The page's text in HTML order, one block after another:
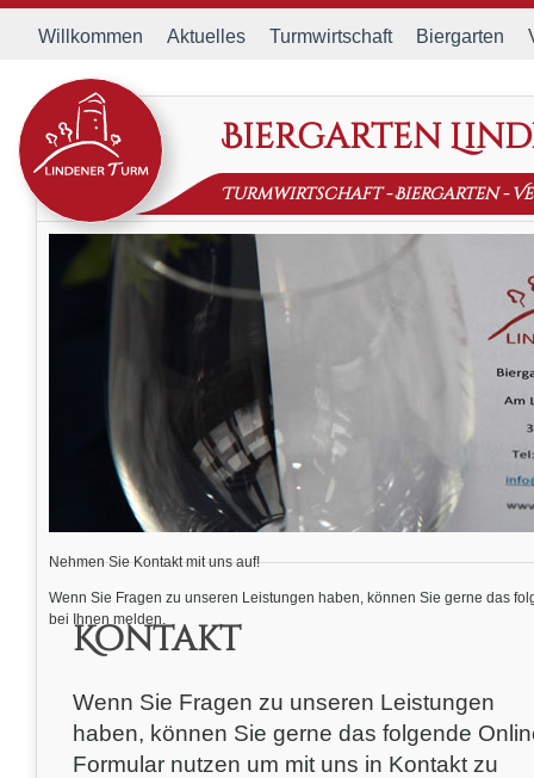
Willkommen Aktuelles Turmwirtschaft Biergarten
Biergarten
Turmwirtschaft-Biergarten-
Nehmen Sie Kontakt mit uns auf!
Wenn Sie Fragen zu unseren Leistungen haben, können Sie gerne das
bei Ihnen melden.
Kontakt
Wenn Sie Fragen zu unseren Leistungen
haben, können Sie gerne das folgende
Formular nutzen um mit uns in Kontakt zu